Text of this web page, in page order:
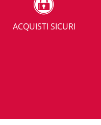
ACQUISTI SICURI